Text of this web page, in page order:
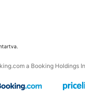
a Booking Holdings